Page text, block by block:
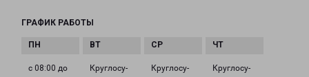
ГРАФИК РАБОТЫ
с 08:00 до
Круглосу­
Круглосу­
Круглосу­